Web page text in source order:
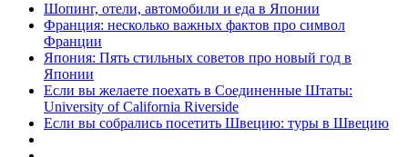
Шопинг, отели, автомобили и еда в Японии
Франция: несколько важных фактов про символ
Франции
Япония: Пять стильных советов про новый год в
Японии
Если вы желаете поехать в Соединенные Штаты:
University of California Riverside
Если вы собрались посетить Швецию: туры в Швецию